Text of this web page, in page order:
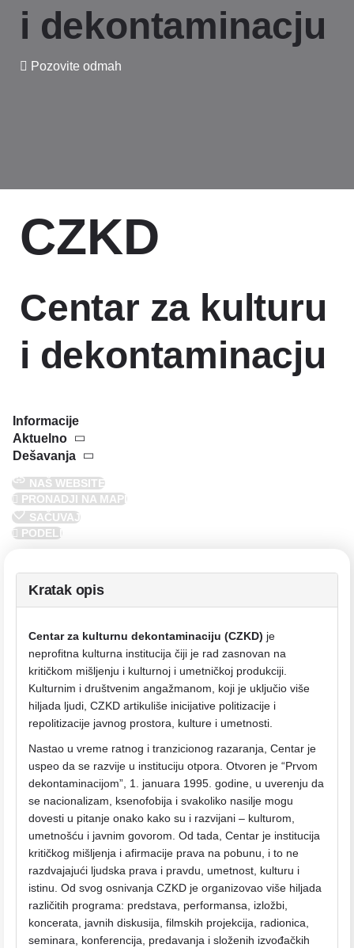
i dekontaminacju
Pozovite odmah
CZKD
Centar za kulturu
i dekontaminacju
Informacije
Aktuelno
Dešavanja
NAŠ WEBSITE
PRONADJI NA MAPI
SAČUVAJ
PODELI
Kratak opis
Centar za kulturnu dekontaminaciju (CZKD) je
neprofitna kulturna institucija čiji je rad zasnovan na
kritičkom mišljenju i kulturnoj i umetničkoj produkciji.
Kulturnim i društvenim angažmanom, koji je uključio više
hiljada ljudi, CZKD artikuliše inicijative politizacije i
repolitizacije javnog prostora, kulture i umetnosti.
Nastao u vreme ratnog i tranzicionog razaranja, Centar je
uspeo da se razvije u instituciju otpora. Otvoren je “Prvom
dekontaminacijom”, 1. januara 1995. godine, u uverenju da
se nacionalizam, ksenofobija i svakoliko nasilje mogu
dovesti u pitanje onako kako su i razvijani – kulturom,
umetnošću i javnim govorom. Od tada, Centar je institucija
kritičkog mišljenja i afirmacije prava na pobunu, i to ne
razdvajajući ljudska prava i pravdu, umetnost, kulturu i
istinu. Od svog osnivanja CZKD je organizovao više hiljada
različitih programa: predstava, performansa, izložbi,
koncerata, javnih diskusija, filmskih projekcija, radionica,
seminara, konferencija, predavanja i složenih izvođačkih